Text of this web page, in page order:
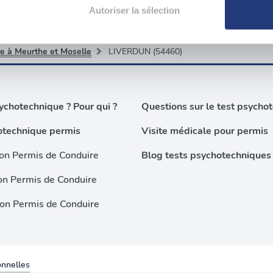
personnaliser le contenu et les annonces, d'offrir des
ont collectées lors de votre utilisation de leurs services.
Autoriser la sélection
à Meurthe et Moselle LIVERDUN (54460)
? Pour qui ?
permis
Permis de Conduire
Permis de Conduire
Permis de Conduire
Questions sur le test
Visite médicale pour permis
Blog tests psychotechniques